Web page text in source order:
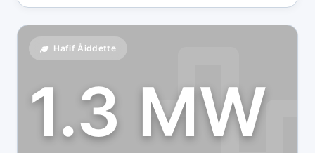
Hafif Åiddette
1.3 MW